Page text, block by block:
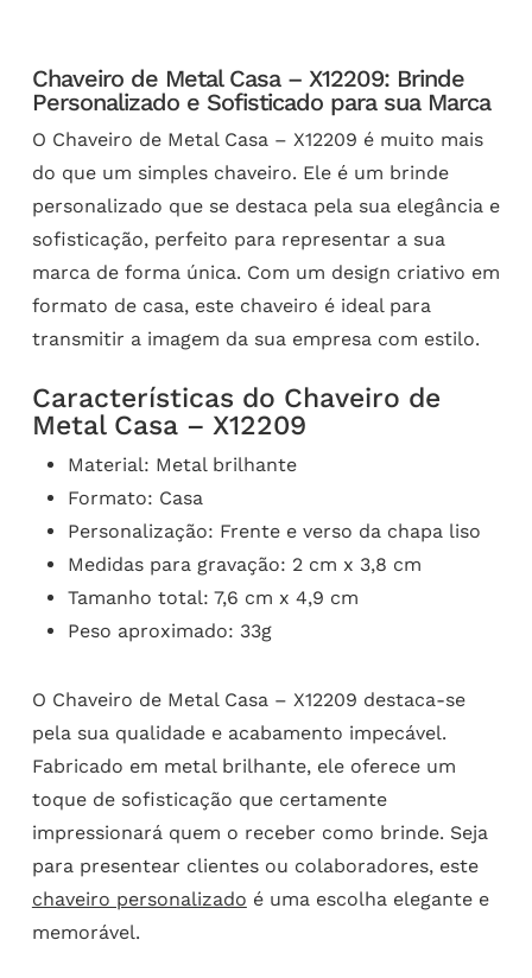
Chaveiro de Metal Casa – X12209: Brinde
Personalizado e Sofisticado para sua Marca
O Chaveiro de Metal Casa – X12209 é muito mais
do que um simples chaveiro. Ele é um brinde
personalizado que se destaca pela sua elegância e
sofisticação, perfeito para representar a sua
marca de forma única. Com um design criativo em
formato de casa, este chaveiro é ideal para
transmitir a imagem da sua empresa com estilo.
Características do Chaveiro de
Metal Casa – X12209
Material: Metal brilhante
Formato: Casa
Personalização: Frente e verso da chapa liso
Medidas para gravação: 2 cm x 3,8 cm
Tamanho total: 7,6 cm x 4,9 cm
Peso aproximado: 33g
O Chaveiro de Metal Casa – X12209 destaca-se
pela sua qualidade e acabamento impecável.
Fabricado em metal brilhante, ele oferece um
toque de sofisticação que certamente
impressionará quem o receber como brinde. Seja
para presentear clientes ou colaboradores, este
chaveiro personalizado é uma escolha elegante e
memorável.